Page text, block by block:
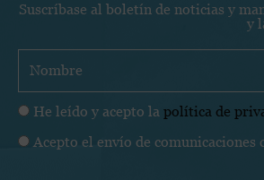
Suscríbase al boletín de noticias y
y
m
r
P
o
He leído y acepto la política de
C Acepto el envío de comunicaciones